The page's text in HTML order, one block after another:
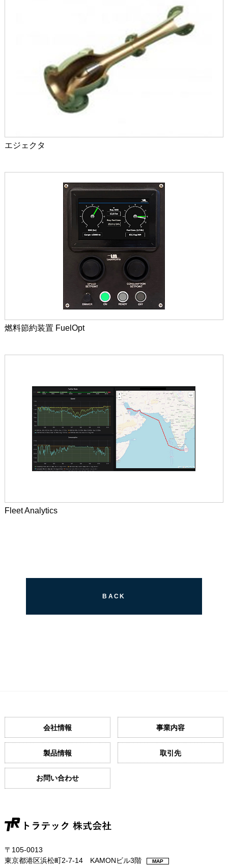
エジェクタ
燃料節約装置 FuelOpt
Fleet Analytics
会社情報 事業内容
製品情報 取引先
お問い合わせ
〒105-0013
東京都港区浜松町2-7-14 KAMONビル3階
MAP